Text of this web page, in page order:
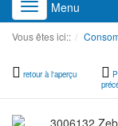
Toggle
navigation
Menu
Vous êtes ici::
retour à l'aperçu